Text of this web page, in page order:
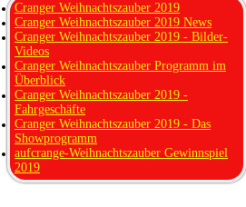
Cranger Weihnachtszauber 2019
Cranger Weihnachtszauber 2019 News
Cranger Weihnachtszauber 2019 - Bilder-
Videos
Cranger Weihnachtszauber Programm im
Überblick
Cranger Weihnachtszauber 2019 -
Fahrgeschäfte
Cranger Weihnachtszauber 2019 - Das
Showprogramm
aufcrange-Weihnachtszauber Gewinnspiel
2019